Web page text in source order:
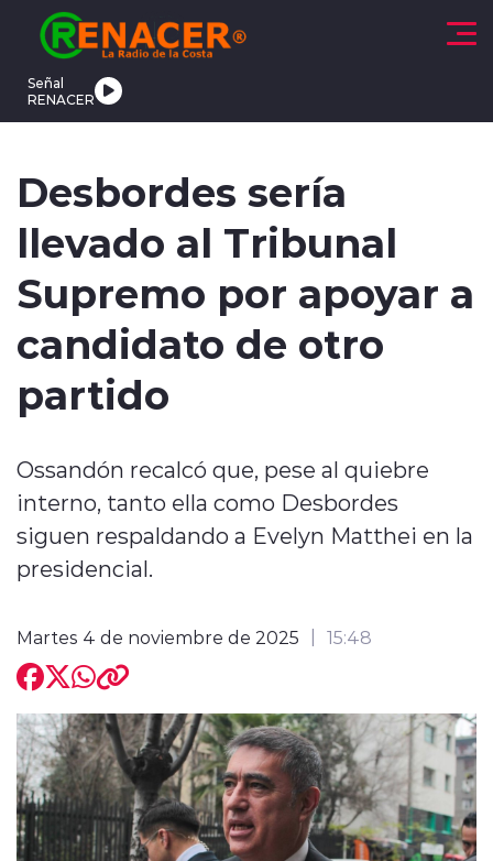
Click acá para ir directamente al contenido
Señal
RENACER
modo claro
Desbordes sería
llevado al Tribunal
Supremo por apoyar a
candidato de otro
partido
Ossandón recalcó que, pese al quiebre
interno, tanto ella como Desbordes
siguen respaldando a Evelyn Matthei en la
presidencial.
Martes 4 de noviembre de 2025 15:48